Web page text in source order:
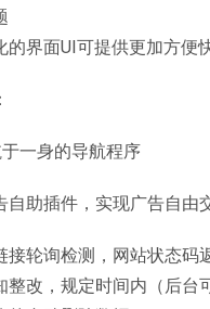
的界面UI可提供更加方便
一身的导航程序
自助插件，实现广告自由
接轮询检测，网站状态码
整改，规定时间内（后台